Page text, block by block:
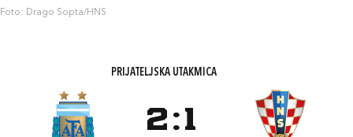
Foto: Drago Sopta/HNS
PRIJATELJSKA UTAKMICA
2 :1